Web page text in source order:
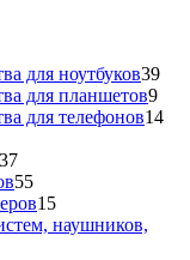
для ноутбуков3939
для планшетов99
для телефонов1414
337
товаров
5555
товаров
1515
товаров
наушников,